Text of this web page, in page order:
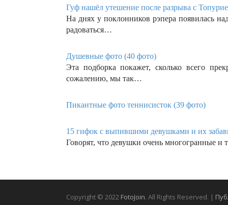
Гуф нашёл утешение после разрыва с
На днях у поклонников рэпера появилась
радоваться…
Душевные фото (40 фото)
Эта подборка покажет, сколько всего
сожалению, мы так…
Пикантные фото теннисисток (39 фото)
15 гифок с выпившими девушками и их
Говорят, что девушки очень многогранные
Copyright © 2022 FotoJoin. All Rights Reserved. |